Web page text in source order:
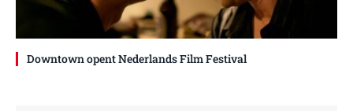
Downtown opent Nederlands Film Festival